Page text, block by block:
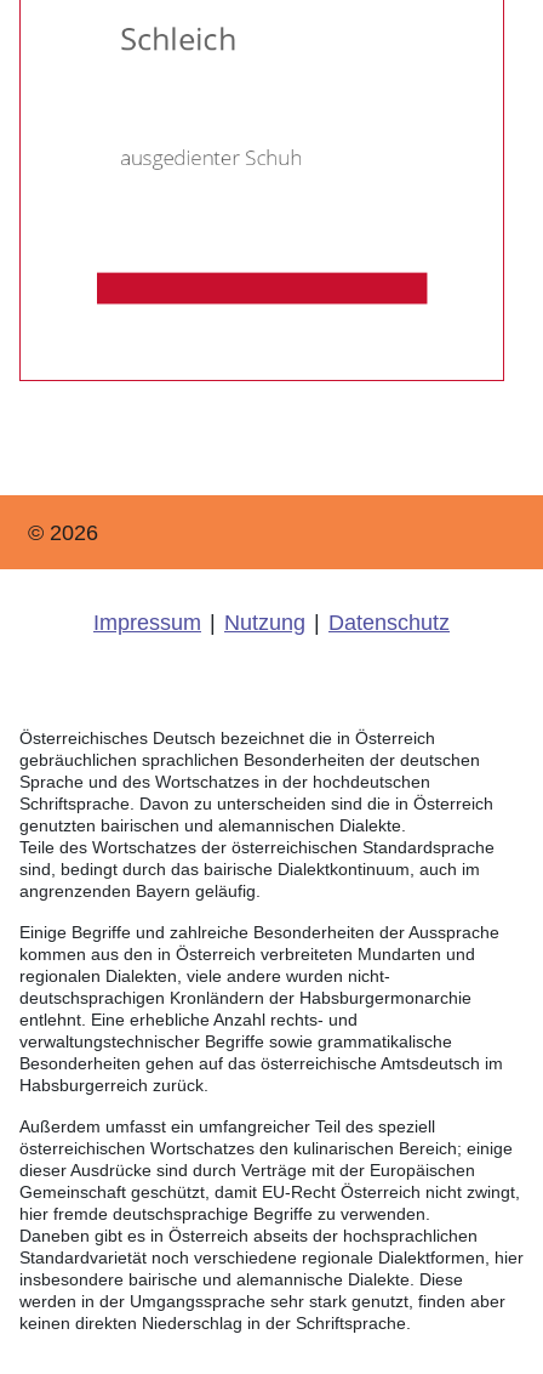
© 2026
Impressum Nutzung Datenschutz
Österreichisches Deutsch bezeichnet die in Österreich
gebräuchlichen sprachlichen Besonderheiten der deutschen
Sprache und des Wortschatzes in der hochdeutschen
Schriftsprache. Davon zu unterscheiden sind die in Österreich
genutzten bairischen und alemannischen Dialekte.
Teile des Wortschatzes der österreichischen Standardsprache
sind, bedingt durch das bairische Dialektkontinuum, auch im
angrenzenden Bayern geläufig.
Einige Begriffe und zahlreiche Besonderheiten der Aussprache
kommen aus den in Österreich verbreiteten Mundarten und
regionalen Dialekten, viele andere wurden nicht-
deutschsprachigen Kronländern der Habsburgermonarchie
entlehnt. Eine erhebliche Anzahl rechts- und
verwaltungstechnischer Begriffe sowie grammatikalische
Besonderheiten gehen auf das österreichische Amtsdeutsch im
Habsburgerreich zurück.
Außerdem umfasst ein umfangreicher Teil des speziell
österreichischen Wortschatzes den kulinarischen Bereich; einige
dieser Ausdrücke sind durch Verträge mit der Europäischen
Gemeinschaft geschützt, damit EU-Recht Österreich nicht zwingt,
hier fremde deutschsprachige Begriffe zu verwenden.
Daneben gibt es in Österreich abseits der hochsprachlichen
Standardvarietät noch verschiedene regionale Dialektformen, hier
insbesondere bairische und alemannische Dialekte. Diese
werden in der Umgangssprache sehr stark genutzt, finden aber
keinen direkten Niederschlag in der Schriftsprache.